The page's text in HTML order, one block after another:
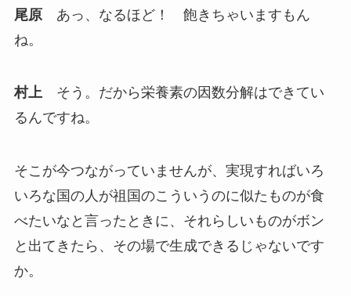
尾原あっ、なるほど！ 飽きちゃいますもん
ね。
村上そう。だから栄養素の因数分解はできてい
るんですね。
そこが今つながっていませんが、実現すればいろ
いろな国の人が祖国のこういうのに似たものが食
べたいなと言ったときに、それらしいものがボン
と出てきたら、その場で生成できるじゃないです
か。